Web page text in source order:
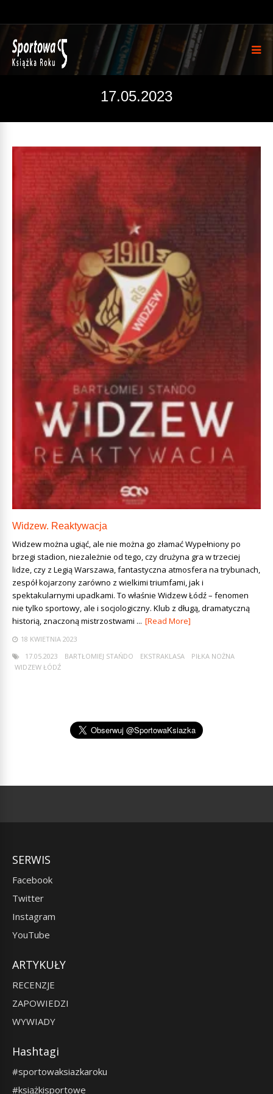
17.05.2023
Widzew. Reaktywacja
Widzew można ugiąć, ale nie można go złamać Wypełniony po
brzegi stadion, niezależnie od tego, czy drużyna gra w trzeciej
lidze, czy z Legią Warszawa, fantastyczna atmosfera na trybunach,
zespół kojarzony zarówno z wielkimi triumfami, jak i
spektakularnymi upadkami. To właśnie Widzew Łódź – fenomen
nie tylko sportowy, ale i socjologiczny. Klub z długą, dramatyczną
historią, znaczoną mistrzostwami ... [Read More]
18 KWIETNIA 2023
17.05.2023
BARTŁOMIEJ STAŃDO EKSTRAKLASA
PIŁKA NOŻNA
WIDZEW ŁÓDŹ
SERWIS
Facebook
Twitter
Instagram
YouTube
ARTYKUŁY
RECENZJE
ZAPOWIEDZI
WYWIADY
Hashtagi
#sportowaksiazkaroku
#książkisportowe